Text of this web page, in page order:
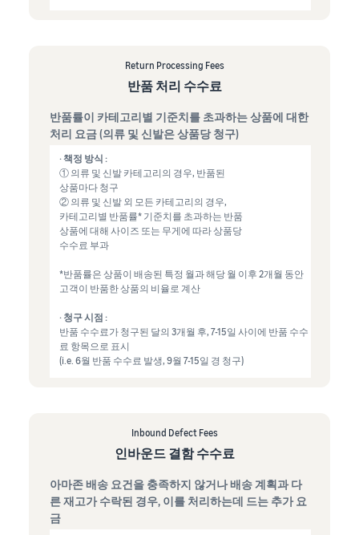
Return Processing Fees
반품 처리 수수료
반품률이 카테고리별 기준치를 초과하는 상품에 대한
처리 요금 (의류 및 신발은 상품당 청구)
· 책정 방식 :
① 의류 및 신발 카테고리의 경우, 반품된
상품마다 청구
② 의류 및 신발 외 모든 카테고리의 경우,
카테고리별 반품률* 기준치를 초과하는 반품
상품에 대해 사이즈 또는 무게에 따라 상품당
수수료 부과
*반품률은 상품이 배송된 특정 월과 해당 월 이후 2개월 동안
고객이 반품한 상품의 비율로 계산
· 청구 시점 :
반품 수수료가 청구된 달의 3개월 후, 7-15일 사이에 반품 수수
료 항목으로 표시
(i.e. 6월 반품 수수료 발생, 9월 7-15일 경 청구)
Inbound Defect Fees
인바운드 결함 수수료
아마존 배송 요건을 충족하지 않거나 배송 계획과 다
른 재고가 수락된 경우, 이를 처리하는데 드는 추가 요
금